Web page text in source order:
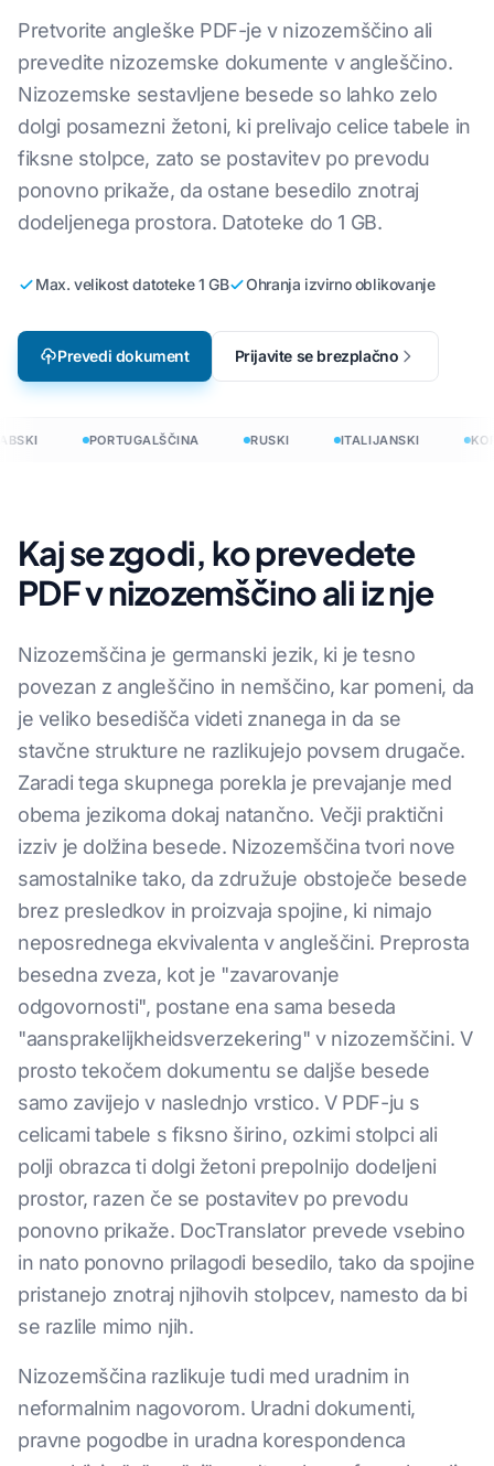
Pretvorite angleške PDF-je v nizozemščino ali
prevedite nizozemske dokumente v angleščino.
Nizozemske sestavljene besede so lahko zelo
dolgi posamezni žetoni, ki prelivajo celice tabele in
fiksne stolpce, zato se postavitev po prevodu
ponovno prikaže, da ostane besedilo znotraj
dodeljenega prostora. Datoteke do 1 GB.
Max. velikost datoteke 1 GB Ohranja izvirno oblikovanje
Prevedi dokument Prijavite se brezplačno
PORTUGALŠČINA RUSKI ITALIJANSKI
Kaj se zgodi, ko prevedete
PDF v nizozemščino ali iz nje
Nizozemščina je germanski jezik, ki je tesno
povezan z angleščino in nemščino, kar pomeni, da
je veliko besedišča videti znanega in da se
stavčne strukture ne razlikujejo povsem drugače.
Zaradi tega skupnega porekla je prevajanje med
obema jezikoma dokaj natančno. Večji praktični
izziv je dolžina besede. Nizozemščina tvori nove
samostalnike tako, da združuje obstoječe besede
brez presledkov in proizvaja spojine, ki nimajo
neposrednega ekvivalenta v angleščini. Preprosta
besedna zveza, kot je "zavarovanje
odgovornosti", postane ena sama beseda
"aansprakelijkheidsverzekering" v nizozemščini. V
prosto tekočem dokumentu se daljše besede
samo zavijejo v naslednjo vrstico. V PDF-ju s
celicami tabele s fiksno širino, ozkimi stolpci ali
polji obrazca ti dolgi žetoni prepolnijo dodeljeni
prostor, razen če se postavitev po prevodu
ponovno prikaže. DocTranslator prevede vsebino
in nato ponovno prilagodi besedilo, tako da spojine
pristanejo znotraj njihovih stolpcev, namesto da bi
se razlile mimo njih.
Nizozemščina razlikuje tudi med uradnim in
neformalnim nagovorom. Uradni dokumenti,
pravne pogodbe in uradna korespondenca